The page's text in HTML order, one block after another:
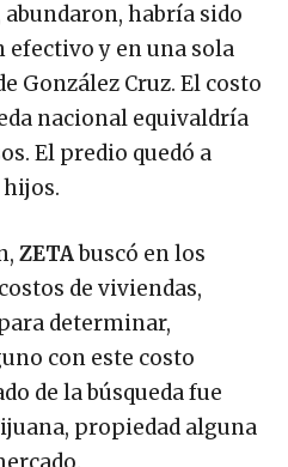
habría sido
efectivo y en una sola
González Cruz. El costo
nacional equivaldría
El predio quedó a
ZETAbuscó en los
de viviendas,
determinar,
con este costo
de la búsqueda fue
propiedad alguna